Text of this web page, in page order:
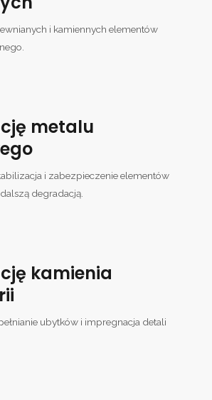
i kamiennych elementów
metalu
i zabezpieczenie elementów
degradacją.
kamienia
ubytków i impregnacja detali